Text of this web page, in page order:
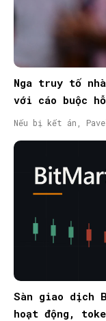
Nga truy tố
với cáo buộc
nã quốc tế
Nếu bị kết án,
Sàn giao dịch
hoạt động,